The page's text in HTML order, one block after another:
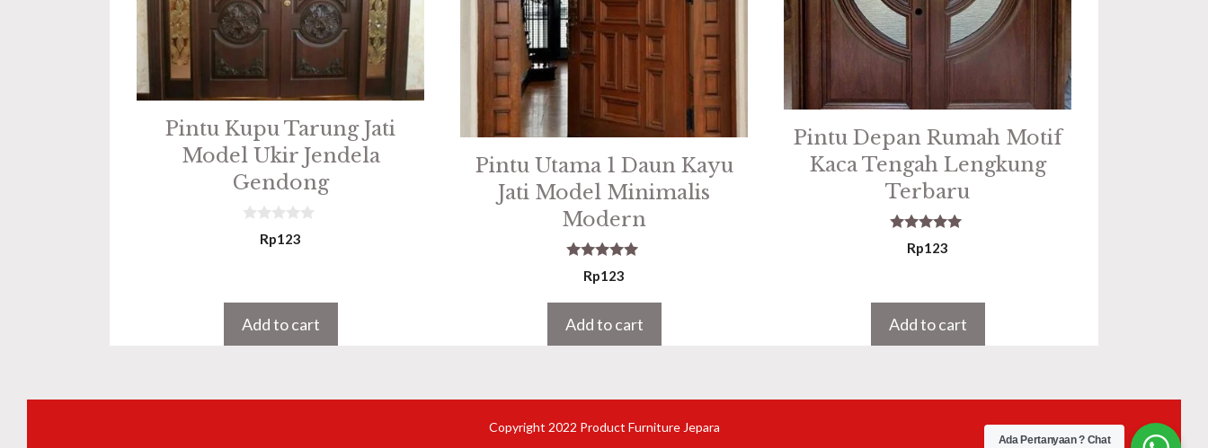
Pintu Kupu Tarung Jati
Model Ukir Jendela
Gendong
f
Rp123
Add to cart
Pintu Utama 1 Daun Kayu
Jati Model Minimalis
Modern
5.00
out of 5
Rp123
Add to cart
Pintu Depan Rumah Motif
Kaca Tengah Lengkung
Terbaru
5.00
out of 5
Rp123
Add to cart
Copyright 2022 Product Furniture Jepara
Ada Pertanyaan ? Chat